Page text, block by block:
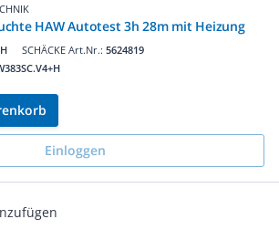
HAW Autotest 3h 28m mit Heizung
SCHÄCKE Art.Nr.: 5624819
Einloggen